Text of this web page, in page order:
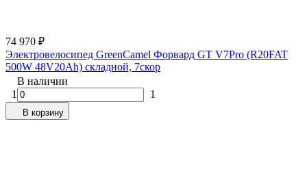
74 970 ₽
Электровелосипед GreenCamel Форвард GT V7Pro (R20FAT
500W 48V20Ah) складной, 7скор
В наличии
1
1
В корзину